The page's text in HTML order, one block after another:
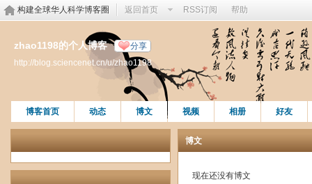
构建全球华人科学博客圈 返回首页 RSS订阅 帮助
zhao1198的个人博客 分享
http://blog.sciencenet.cn/u/zhao1198
博客首页 动态 博文 视频 相册 好友
博文
现在还没有博文